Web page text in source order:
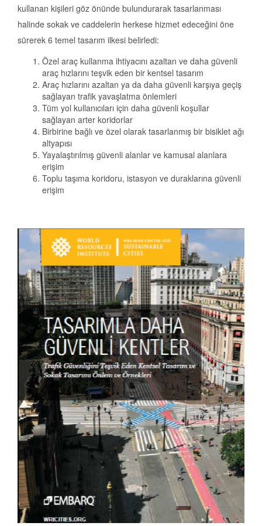
kullanan kişileri göz önünde bulundurarak tasarlanması
halinde sokak ve caddelerin herkese hizmet edeceğini öne
sürerek 6 temel tasarım ilkesi belirledi:
Özel araç kullanma ihtiyacını azaltan ve daha güvenli
araç hızlarını teşvik eden bir kentsel tasarım
Araç hızlarını azaltan ya da daha güvenli karşıya geçiş
sağlayan trafik yavaşlatma önlemleri
Tüm yol kullanıcıları için daha güvenli koşullar
sağlayan arter koridorlar
Birbirine bağlı ve özel olarak tasarlanmış bir bisiklet ağı
altyapısı
Yayalaştırılmış güvenli alanlar ve kamusal alanlara
erişim
Toplu taşıma koridoru, istasyon ve duraklarına güvenli
erişim